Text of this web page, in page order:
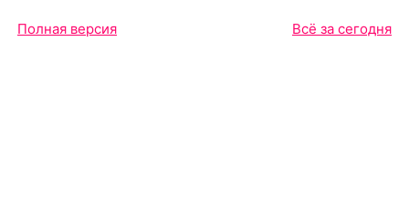
Полная версия Всё за сегодня